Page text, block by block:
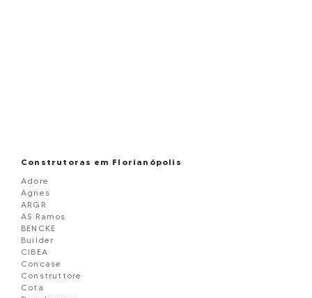
Construtoras em Florianópolis
Adore
Agnes
ARGR
AS Ramos
BENCKE
Builder
CIBEA
Concase
Construttore
Cota